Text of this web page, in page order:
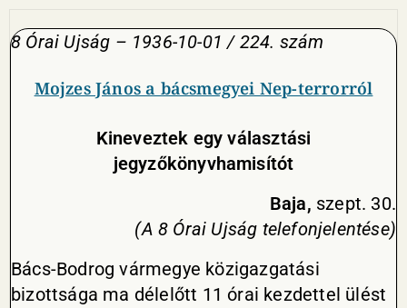
8 Órai Ujság – 1936-10-01 / 224. szám
Mojzes János a bácsmegyei Nep-terrorról
Kineveztek egy választási
jegyzőkönyvhamisítót
Baja, szept. 30.
(A 8 Órai Ujság telefonjelentése)
Bács-Bodrog vármegye közigazgatási
bizottsága ma délelőtt 11 órai kezdettel ülést